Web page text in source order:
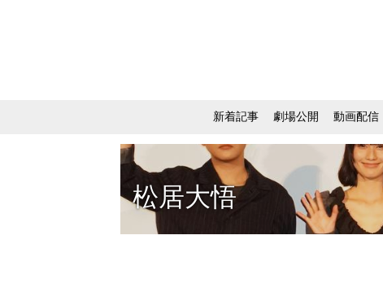
新着記事 劇場公開 動画配信
松居大悟